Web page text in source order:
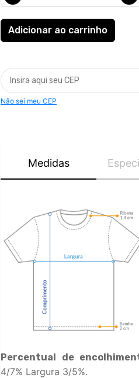
Não sei meu CEP
Medidas
Percentual de
4/7% Largura 3/5%.